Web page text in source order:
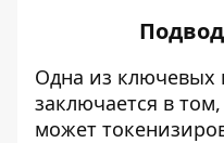
Одна из ключевых
заключается в
может